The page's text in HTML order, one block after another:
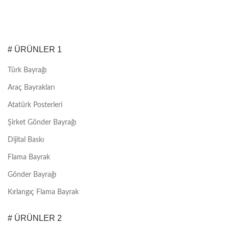
# ÜRÜNLER 1
Türk Bayrağı
Araç Bayrakları
Atatürk Posterleri
Şirket Gönder Bayrağı
Dijital Baskı
Flama Bayrak
Gönder Bayrağı
Kırlangıç Flama Bayrak
# ÜRÜNLER 2